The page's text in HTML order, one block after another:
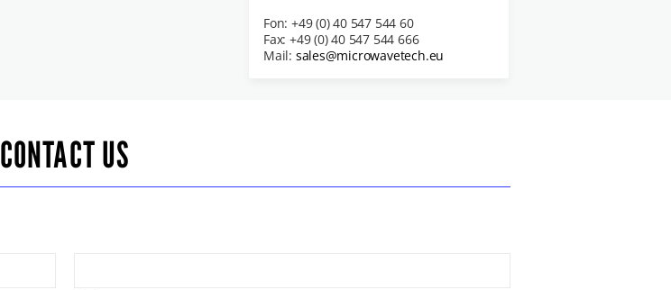
Fon: +49 (0) 40 547 544 60
Fax: +49 (0) 40 547 544 666
Mail: sales@microwavetech.eu
CONTACT US